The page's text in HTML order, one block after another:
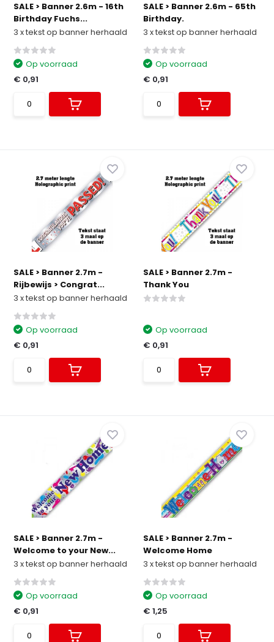
SALE > Banner 2.6m - 16th
Birthday Fuchs...
3 x tekst op banner herhaald
Op voorraad
€ 0,91
SALE > Banner 2.6m - 65th
Birthday.
3 x tekst op banner herhaald
Op voorraad
€ 0,91
SALE > Banner 2.7m -
Rijbewijs > Congrat...
3 x tekst op banner herhaald
Op voorraad
€ 0,91
SALE > Banner 2.7m -
Thank You
Op voorraad
€ 0,91
SALE > Banner 2.7m -
Welcome to your New...
3 x tekst op banner herhaald
Op voorraad
€ 0,91
SALE > Banner 2.7m -
Welcome Home
3 x tekst op banner herhaald
Op voorraad
€ 1,25